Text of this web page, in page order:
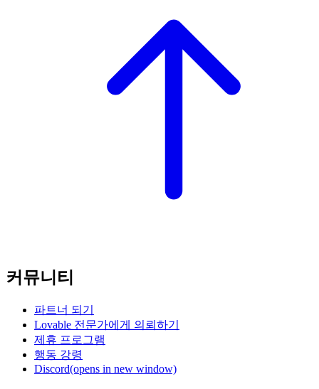
커뮤니티
파트너 되기
Lovable 전문가에게 의뢰하기
제휴 프로그램
행동 강령
Discord(opens in new window)